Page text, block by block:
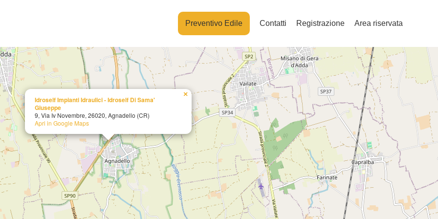
Preventivo Edile Contatti Registrazione Area riservata
Idroself Impianti Idraulici - Idroself Di Sama'
Giuseppe
9, Via Iv Novembre, 26020, Agnadello (CR)
Apri in Google Maps
×